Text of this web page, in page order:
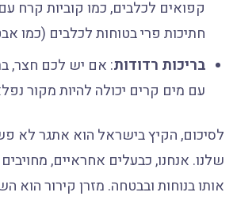
קפואים לכלבים, כמו קוביות קרח
חתיכות פרי בטוחות לכלבים (כמו
בריכות רדודות: אם יש לכם חצר,
עם מים קרים יכולה להיות מקור
לסיכום, הקיץ בישראל הוא אתגר לא
שלנו. אנחנו, כבעלים אחראיים,
אותו בנוחות ובבטחה. מזרן קירור הוא